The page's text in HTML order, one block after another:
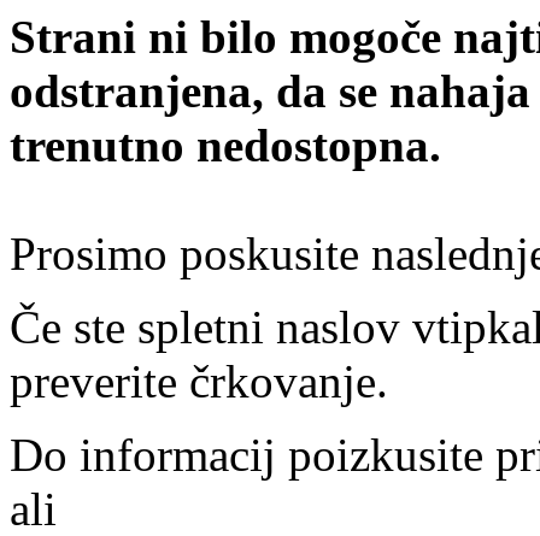
Strani ni bilo mogoče
odstranjena, da se
trenutno nedostopna.
Prosimo poskusite
Če ste spletni naslov
preverite črkovanje.
Do informacij poizkusite
ali